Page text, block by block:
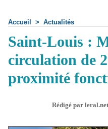
Accueil > Actualités
Saint-Louis :
circulation de
proximité
Rédigé par